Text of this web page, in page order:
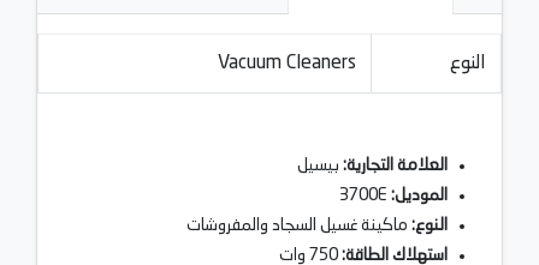
النوع Vacuum Cleaners
العلامة التجارية: بيسيل
الموديل:
النوع: ماكينة غسيل السجاد والمفروشات
استهلاك الطاقة: